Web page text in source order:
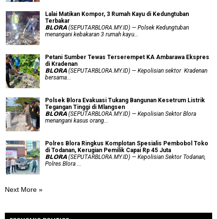
Lalai Matikan Kompor, 3 Rumah Kayu di Kedungtuban
Terbakar
𝗕𝗟𝗢𝗥𝗔 (SEPUTARBLORA.MY.ID) — Polsek Kedungtuban
menangani kebakaran 3 rumah kayu...
Petani Sumber Tewas Terserempet KA Ambarawa Ekspres
di Kradenan
𝗕𝗟𝗢𝗥𝗔 (SEPUTARBLORA.MY.ID) — Kepolisian sektor Kradenan
bersama...
Polsek Blora Evakuasi Tukang Bangunan Kesetrum Listrik
Tegangan Tinggi di Mlangsen
𝗕𝗟𝗢𝗥𝗔 (SEPUTARBLORA.MY.ID) — Kepolisian Sektor Blora
menangani kasus orang...
Polres Blora Ringkus Komplotan Spesialis Pembobol Toko
di Todanan, Kerugian Pemilik Capai Rp 45 Juta
𝗕𝗟𝗢𝗥𝗔 (SEPUTARBLORA.MY.ID) — Kepolisian Sektor Todanan,
Polres Blora ...
Next More »